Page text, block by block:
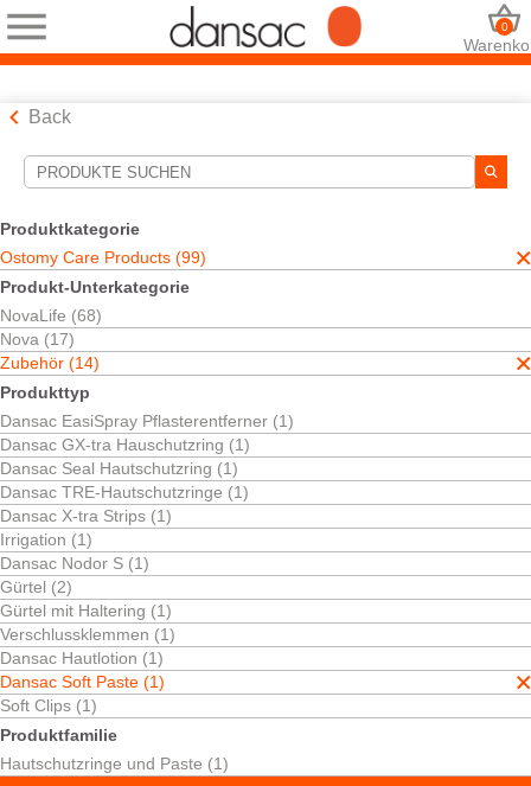
0
Back
Produktkategorie
Ostomy Care Products (99)
Produkt-Unterkategorie
NovaLife (68)
Nova (17)
Zubehör (14)
Produkttyp
Dansac EasiSpray Pflasterentferner (1)
Dansac GX-tra Hauschutzring (1)
Dansac Seal Hautschutzring (1)
Dansac TRE-Hautschutzringe (1)
Dansac X-tra Strips (1)
Irrigation (1)
Dansac Nodor S (1)
Gürtel (2)
Gürtel mit Haltering (1)
Verschlussklemmen (1)
Dansac Hautlotion (1)
Dansac Soft Paste (1)
Soft Clips (1)
Produktfamilie
Hautschutzringe und Paste (1)
Suchwerkzeuge
Ihre Auswahl:
Ostomy Care Products
Zubehör
Dansac Soft Paste
Ihre Auswahl hat1Ergebnisse ergeben
Sortieren nach:
Kostenlos testen
Dansac Soft Paste
Zum Ausgleichen von
Hautunebenheiten.